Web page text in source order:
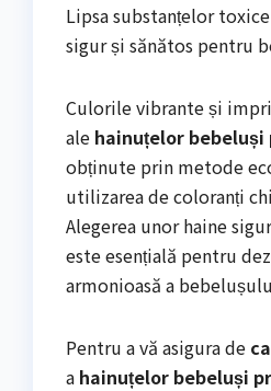
Lipsa substanțelor
sigur și sănătos pentru
Culorile vibrante și
ale hainuțelor bebeluși
obținute prin metode
utilizarea de coloranți
Alegerea unor haine
este esențială pentru
armonioasă a
Pentru a vă asigura de
a hainuțelor bebeluși